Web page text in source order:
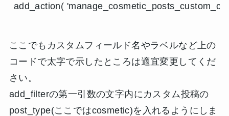
add_action(
ここでもカスタムフィールド名やラベルなど上の
コードで太字で示したところは適宜変更してくだ
さい。
add_filterの第一引数の文字内にカスタム投稿の
post_type(ここではcosmetic)を入れるようにしま